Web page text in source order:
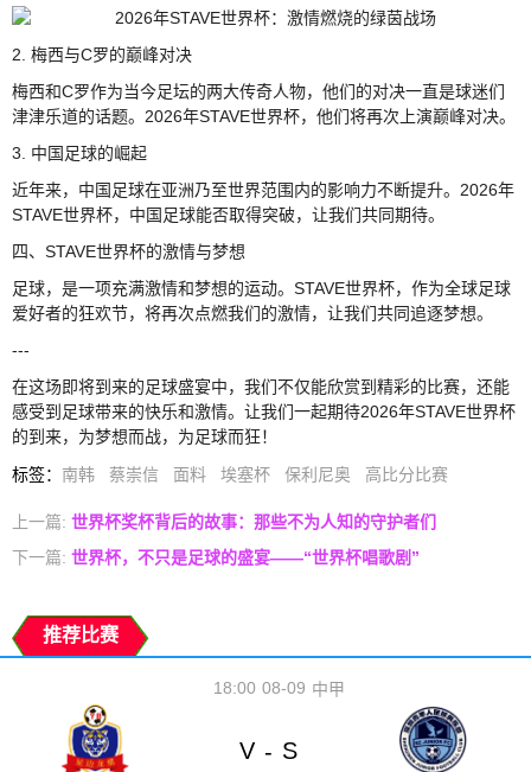
2. 梅西与C罗的巅峰对决
梅西和C罗作为当今足坛的两大传奇人物，他们的对决一直是球迷们
津津乐道的话题。2026年STAVE世界杯，他们将再次上演巅峰对决。
3. 中国足球的崛起
近年来，中国足球在亚洲乃至世界范围内的影响力不断提升。2026年
STAVE世界杯，中国足球能否取得突破，让我们共同期待。
四、STAVE世界杯的激情与梦想
足球，是一项充满激情和梦想的运动。STAVE世界杯，作为全球足球
爱好者的狂欢节，将再次点燃我们的激情，让我们共同追逐梦想。
---
在这场即将到来的足球盛宴中，我们不仅能欣赏到精彩的比赛，还能
感受到足球带来的快乐和激情。让我们一起期待2026年STAVE世界杯
的到来，为梦想而战，为足球而狂！
标签： 南韩 蔡崇信 面料 埃塞杯 保利尼奥 高比分比赛
上一篇: 世界杯奖杯背后的故事：那些不为人知的守护者们
下一篇: 世界杯，不只是足球的盛宴——“世界杯唱歌剧”
推荐比赛
08-09
18:00 中甲
V - S